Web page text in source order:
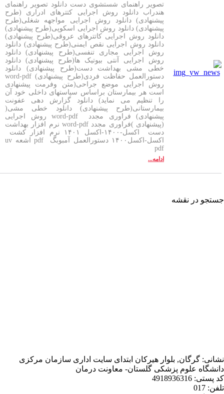
تصویر راهنمای شستشوی دست دانلود تصویر راهنمای
هندراب دانلود روش اجرایی کتترهای ادراری (طرح
پیشنهادی) دانلود روش اجرایی مواجهه شغلی(طرح
پیشنهادی) دانلود روش اجرایی اسکوپی(طرح پیشنهادی)
دانلود روش اجرایی کاتترهای عروقی(طرح پیشنهادی)
دانلود روش اجرایی نقص ایمنی(طرح پیشنهادی) دانلود
روش اجرایی مجاری تنفسی(طرح پیشنهادی) دانلود
روش اجرایی آنتی بیوتیک ها(طرح پیشنهادی) دانلود
خطی مشی بهداشت دست(طرح پیشنهادی) دانلود
دستورالعمل حفاظت فردی(طرح پیشنهادی) word-pdf
روش اجرایی موضع جراحی(متن وفرمت پیشنهادی
است هر بیمارستان براساس سیاستهای داخلی خود آن
را تنظیم می نماید) دانلود گزارش دهی عفونت
بیمارستانی(طرح پیشنهادی) دانلود خطی مشی(
پیشنهادی) فراوری مجدد word-pdf روش اجرایی
(پیشنهادی )فراوری مجدد word-pdf نرم افزار بهداشت
دست اکسل-۱۴۰۰-اکسل ۱۴۰۱ نرم افزار کشت
اکسل-اکسل۱۴۰۰ دستورالعمل آمبوبگ pdf اشعه uv
بلوار هیرکان ابتدای سایت اداری سازمان مرکزی
پزشکی گلستان- معاونت درمان